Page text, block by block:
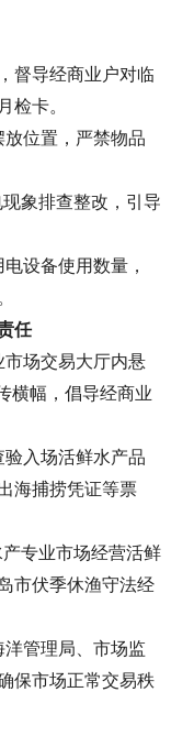
督导经商业户对临
检卡。
位置，严禁物品
象排查整改，引导
设备使用数量，
任
市场交易大厅内悬
横幅，倡导经商业
入场活鲜水产品
海捕捞凭证等票
专业市场经营活鲜
市伏季休渔守法经
管理局、市场监
保市场正常交易秩